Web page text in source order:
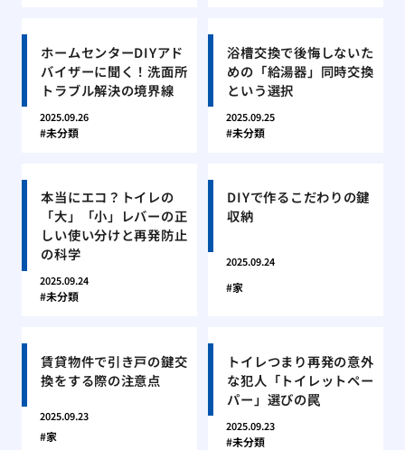
ホームセンターDIYアド
バイザーに聞く！洗面所
トラブル解決の境界線
2025.09.26
未分類
浴槽交換で後悔しないた
めの「給湯器」同時交換
という選択
2025.09.25
未分類
本当にエコ？トイレの
「大」「小」レバーの正
しい使い分けと再発防止
の科学
2025.09.24
未分類
DIYで作るこだわりの鍵
収納
2025.09.24
家
賃貸物件で引き戸の鍵交
換をする際の注意点
2025.09.23
家
トイレつまり再発の意外
な犯人「トイレットペー
パー」選びの罠
2025.09.23
未分類